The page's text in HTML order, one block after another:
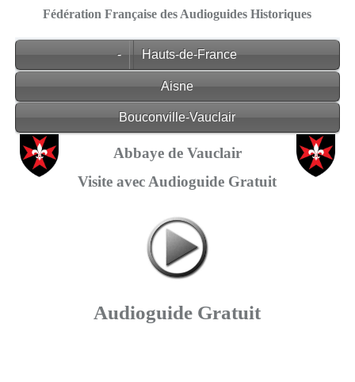
Fédération Française des Audioguides Historiques
- Hauts-de-France
Aisne
Bouconville-Vauclair
Abbaye de Vauclair
Visite avec Audioguide Gratuit
Audioguide Gratuit